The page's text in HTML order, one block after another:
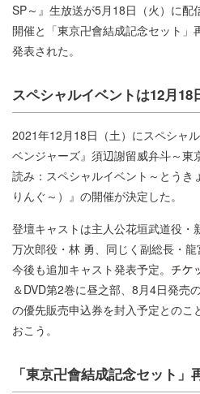
SP～』生放送が5月18日（火）に配
開催と「東京卍會結成記念セット」
発表された。
スペシャルイベントは12月18
2021年12月18日（土）にスペシャ
ベンジャーズ』須辺謝留威弁斗～東
読み：スペシャルイベント～とうき
りんぐ～）』の開催が決定した。
登壇キャストは主人公花垣武道役・
万次郎役・林 勇、同じく副総長・龍
今後も追加キャスト発表予定。
＆DVD第2巻に昼之部、8月4日発売
の優先販売申込券を封入予定とのこ
おこう。
「東京卍會結成記念セット」